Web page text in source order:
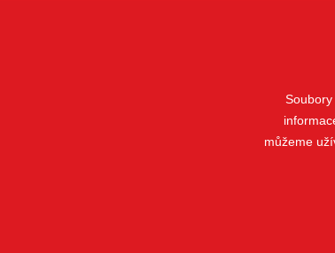
Staňkova 41, 612
můžeme